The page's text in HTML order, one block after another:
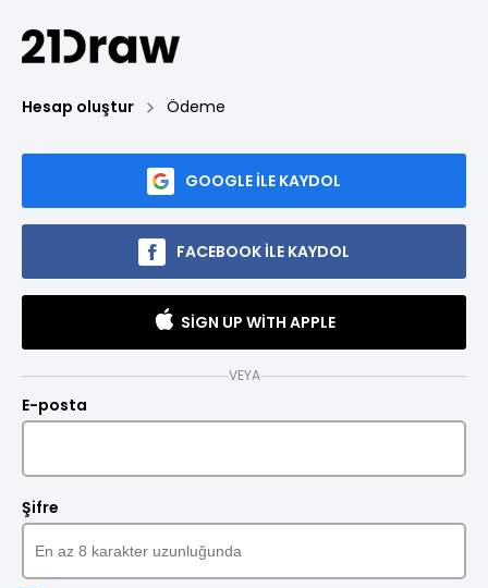
Hesap oluştur Ödeme
GOOGLE ILE KAYDOL
FACEBOOK ILE KAYDOL
SIGN UP WITH APPLE
VEYA
E-posta
Şifre